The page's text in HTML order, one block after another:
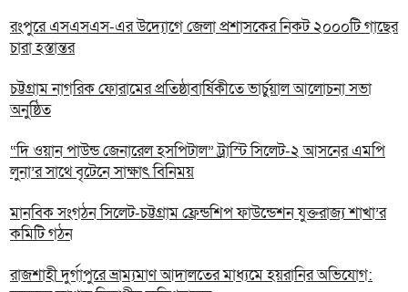
রংপুরে এসএসএস-এর উদ্যোগে জেলা প্রশাসকের নিকট ২০০০টি গাছের
চারা হস্তান্তর
চট্টগ্রাম নাগরিক ফোরামের প্রতিষ্ঠাবার্ষিকীতে ভার্চুয়াল আলোচনা সভা
অনুষ্ঠিত
“দি ওয়ান পাউন্ড জেনারেল হসপিটাল” ট্রাস্টি সিলেট-২ আসনের এমপি
লুনা’র সা‌থে বৃটেনে সাক্ষাৎ বিনিময়
মানবিক সংগঠন সিলেট-চট্টগ্রাম ফ্রেন্ডশিপ ফাউন্ডেশন যুক্তরাজ্য শাখা’র
কমিটি গঠন
রাজশাহী দুর্গাপুরে ভ্রাম্যমাণ আদালতের মাধ্যমে হয়রানির অভিযোগ: